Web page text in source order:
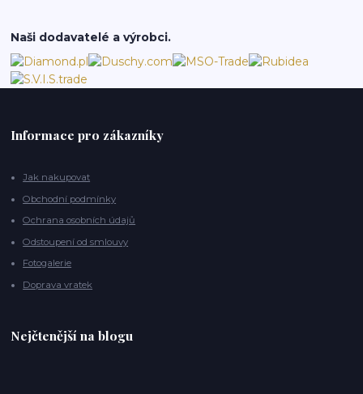
Naši dodavatelé a výrobci.
Informace pro zákazníky
Jak nakupovat
Obchodní podmínky
Ochrana osobních údajů
Odstoupení od smlouvy
Fotogalerie
Doprava vratek
Nejčtenější na blogu